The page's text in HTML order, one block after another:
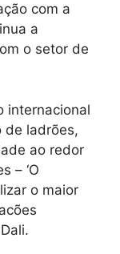
com a
a
o setor de
internacional
de ladrões,
ao redor
– ‘O
o maior